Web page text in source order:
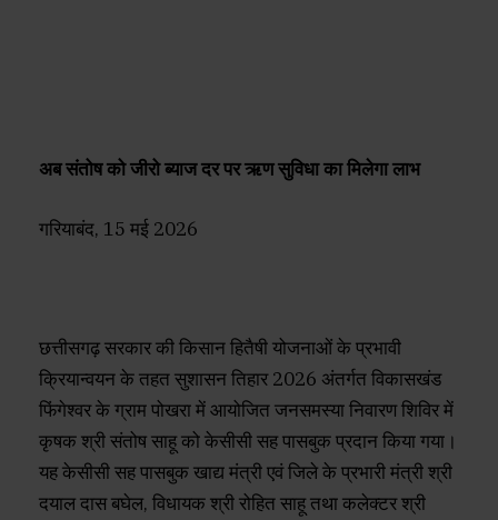
अब संतोष को जीरो ब्याज दर पर ऋण सुविधा का मिलेगा लाभ
गरियाबंद, 15 मई 2026